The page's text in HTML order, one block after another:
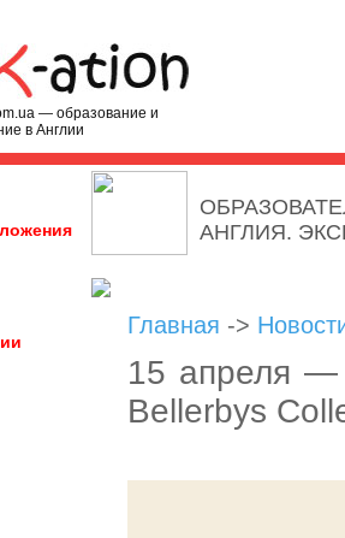
— образование и
в Англии
АНГЛИЯ.
Главная ->
15 апреля —
Bellerbys